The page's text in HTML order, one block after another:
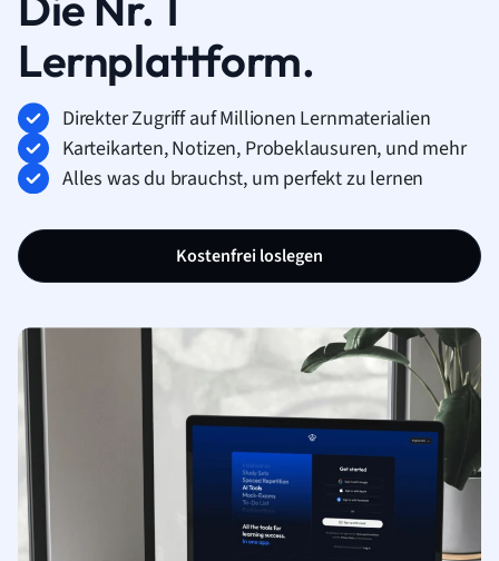
Lernplattform.
Direkter Zugriff auf Millionen Lernmaterialien
Karteikarten, Notizen, Probeklausuren, und mehr
Alles was du brauchst, um perfekt zu lernen
Kostenfrei loslegen